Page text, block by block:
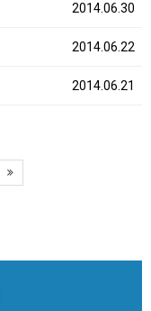
2014.06.30
2014.06.22
2014.06.21